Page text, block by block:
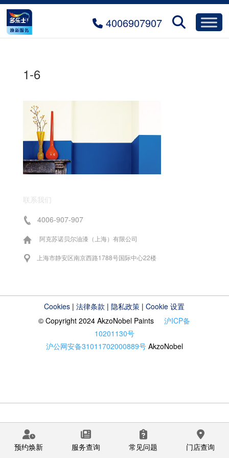
4006907907
1-6
联系我们
4006-907-907
阿克苏诺贝尔油漆（上海）有限公司
上海市静安区南京西路1788号国际中心22楼
Cookies |法律条款 |隐私政策 |Cookie 设置
© Copyright 2024 AkzoNobel Paints沪ICP备
10201130号
沪公网安备31011702000889号 AkzoNobel
预约焕新 服务查询 常见问题 门店查询